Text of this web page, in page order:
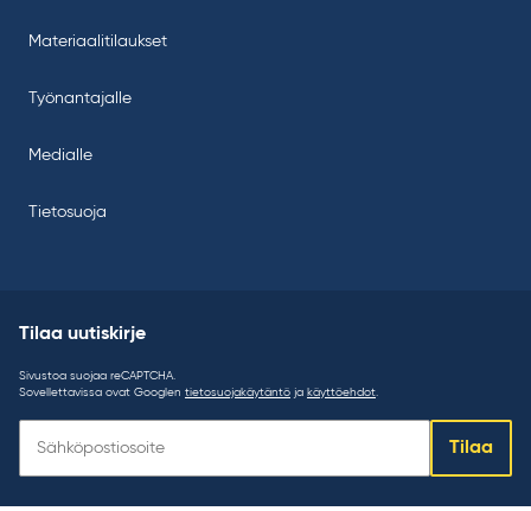
Materiaalitilaukset
Työnantajalle
Medialle
Tietosuoja
Tilaa uutiskirje
Sivustoa suojaa reCAPTCHA.
Sovellettavissa ovat Googlen tietosuojakäytäntö ja käyttöehdot.
uutiskirje:
Tilaa